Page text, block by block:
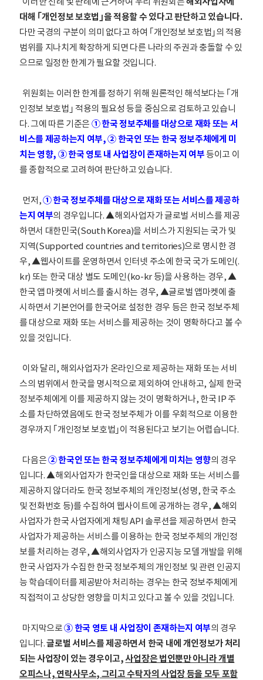
대해 ｢개인정보 보호법｣을 적용할 수 있다고 판단하고 있습니다.
다만 국경의 구분이 의미 없다고 하여 ｢개인정보 보호법｣의 적용
범위를 지나치게 확장하게 되면 다른 나라의 주권과 충돌할 수 있
으므로 일정한 한계가 필요할 것입니다.
위원회는 이러한 한계를 정하기 위해 원론적인 해석보다는 ｢개
인정보 보호법｣ 적용의 필요성 등을 중심으로 검토하고 있습니
다. 그에 따른 기준은 ① 한국 정보주체를 대상으로 재화 또는 서
비스를 제공하는지 여부, ② 한국인 또는 한국 정보주체에게 미
치는 영향, ③ 한국 영토 내 사업장이 존재하는지 여부등이고 이
를 종합적으로 고려하여 판단하고 있습니다.
먼저,① 한국 정보주체를 대상으로 재화 또는 서비스를 제공하
는지 여부의 경우입니다. ▲해외사업자가 글로벌 서비스를 제공
하면서 대한민국(South Korea)을 서비스가 지원되는 국가 및
지역(Supported countries and territories)으로 명시한 경
우, ▲웹사이트를 운영하면서 인터넷 주소에 한국 국가 도메인(.
kr) 또는 한국 대상 별도 도메인(ko-kr 등)을 사용하는 경우, ▲
한국 앱 마켓에 서비스를 출시하는 경우, ▲글로벌 앱마켓에 출
시하면서 기본언어를 한국어로 설정한 경우 등은 한국 정보주체
를 대상으로 재화 또는 서비스를 제공하는 것이 명확하다고 볼 수
있을 것입니다.
이와 달리, 해외사업자가 온라인으로 제공하는 재화 또는 서비
스의 범위에서 한국을 명시적으로 제외하여 안내하고, 실제 한국
정보주체에게 이를 제공하지 않는 것이 명확하거나, 한국 IP 주
소를 차단하였음에도 한국 정보주체가 이를 우회적으로 이용한
경우까지 ｢개인정보 보호법｣이 적용된다고 보기는 어렵습니다.
다음은② 한국인 또는 한국 정보주체에게 미치는 영향의 경우
입니다. ▲해외사업자가 한국인을 대상으로 재화 또는 서비스를
제공하지 않더라도 한국 정보주체의 개인정보(성명, 한국 주소
및 전화번호 등)를 수집하여 웹사이트에 공개하는 경우, ▲해외
사업자가 한국 사업자에게 채팅 API 솔루션을 제공하면서 한국
사업자가 제공하는 서비스를 이용하는 한국 정보주체의 개인정
보를 처리하는 경우, ▲해외사업자가 인공지능 모델 개발을 위해
한국 사업자가 수집한 한국 정보주체의 개인정보 및 관련 인공지
능 학습데이터를 제공받아 처리하는 경우는 한국 정보주체에게
직접적이고 상당한 영향을 미치고 있다고 볼 수 있을 것입니다.
마지막으로③ 한국 영토 내 사업장이 존재하는지 여부의 경우
입니다.글로벌 서비스를 제공하면서 한국 내에 개인정보가 처리
되는 사업장이 있는 경우이고,사업장은 법인뿐만 아니라 개별
오피스나, 연락사무소, 그리고 수탁자의 사업장 등을 모두 포함